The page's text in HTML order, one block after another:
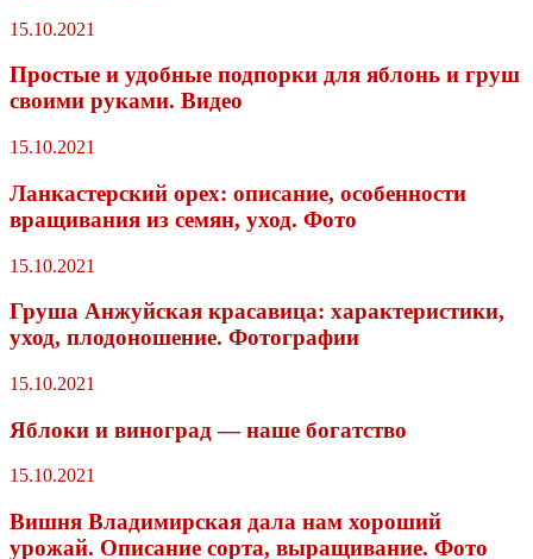
15.10.2021
Простые и удобные подпорки для яблонь и груш
своими руками. Видео
15.10.2021
Ланкастерский орех: описание, особенности
вращивания из семян, уход. Фото
15.10.2021
Груша Анжуйская красавица: характеристики,
уход, плодоношение. Фотографии
15.10.2021
Яблоки и виноград — наше богатство
15.10.2021
Вишня Владимирская дала нам хороший
урожай. Описание сорта, выращивание. Фото